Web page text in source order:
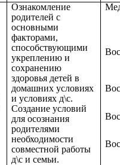
Ознакомление
родителей с
основными
факторами,
способствующими
укреплению и
сохранению
здоровья детей в
домашних условиях
и условиях д\с.
Создание условий
для осознания
родителями
необходимости
совместной работы
д\с и семьи.